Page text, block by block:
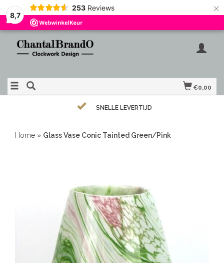
8,7
253 Reviews ×
€0,00
SNELLE LEVERTIJD
Home » Glass Vase Conic Tainted Green/Pink